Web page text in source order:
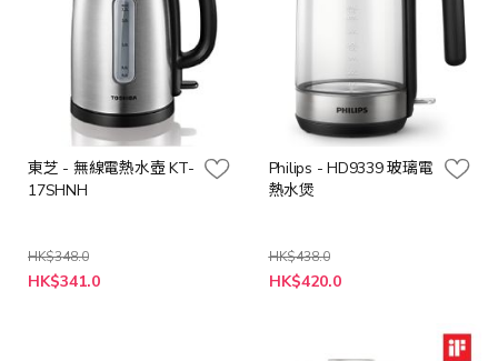
東芝 - 無線電熱水壺 KT-
17SHNH
HK$348.0
特
殊
HK$341.0
Philips - HD9339 玻璃電
熱水煲
HK$438.0
特
殊
HK$420.0